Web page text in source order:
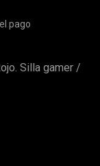
pago
Silla gamer /